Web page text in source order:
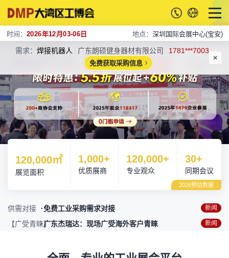
时间： 2026年12月03-06日 地点： 深圳国际会展中心(宝安)
需求： 焊接机器人 广东朗硕健身器材有限公司 1781***7003
免费获取采购信息
120,000㎡
展览面积
1,000+
优质展商
120,000+
专业观众
30+
同期会议
2026预估数据
【实景见证】·大前科技：4天里，始终保持高频互动 新闻
【洽谈火爆】·飞象数控：展台前始终人流涌动 新闻
供需对接 ·免费工业采购需求对接 新闻
【广受青睐】·广东杰瑞达：现场广受海外客户青睐 新闻
【现场火爆】·藦卡机器人：现场人气高涨
【实景见证】·大前科技：4天里，始终保持高频互动
新闻
供需对接 ·免费工业采购需求对接 新闻
【广受青睐】·广东杰瑞达：现场广受海外客户青睐 新闻